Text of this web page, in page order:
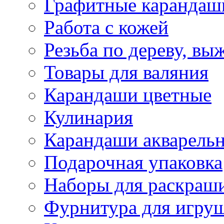
Графитные
Работа с кожей
Резьба по дереву,
Товары для валяния
Карандаши цветные
Кулинария
Карандаши
Подарочная упаковка
Наборы для
Фурнитура для